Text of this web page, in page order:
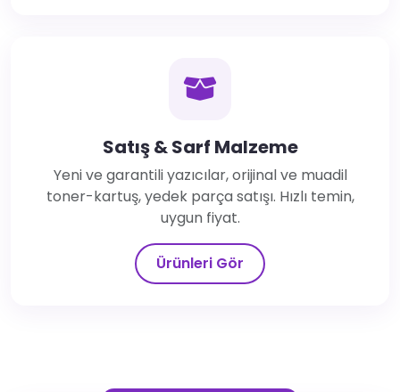
Satış & Sarf Malzeme
Yeni ve garantili yazıcılar, orijinal ve muadil
toner-kartuş, yedek parça satışı. Hızlı temin,
uygun fiyat.
Ürünleri Gör